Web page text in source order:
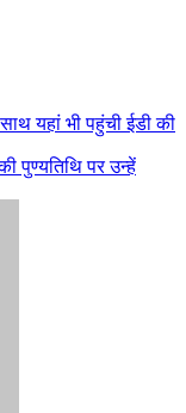
यहां भी पहुंची ईडी की
पुण्यतिथि पर उन्हें